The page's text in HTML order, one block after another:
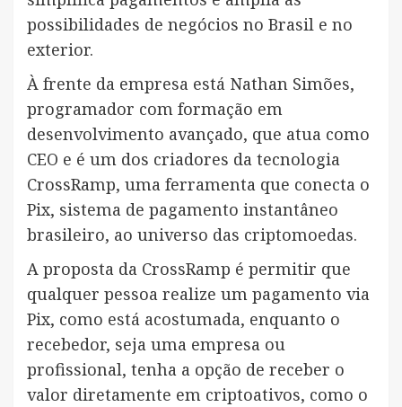
possibilidades de negócios no Brasil e no
exterior.
À frente da empresa está Nathan Simões,
programador com formação em
desenvolvimento avançado, que atua como
CEO e é um dos criadores da tecnologia
CrossRamp, uma ferramenta que conecta o
Pix, sistema de pagamento instantâneo
brasileiro, ao universo das criptomoedas.
A proposta da CrossRamp é permitir que
qualquer pessoa realize um pagamento via
Pix, como está acostumada, enquanto o
recebedor, seja uma empresa ou
profissional, tenha a opção de receber o
valor diretamente em criptoativos, como o